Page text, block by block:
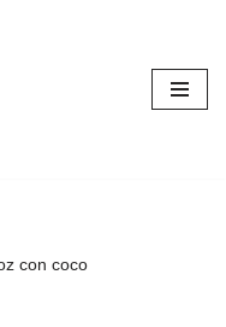
con coco